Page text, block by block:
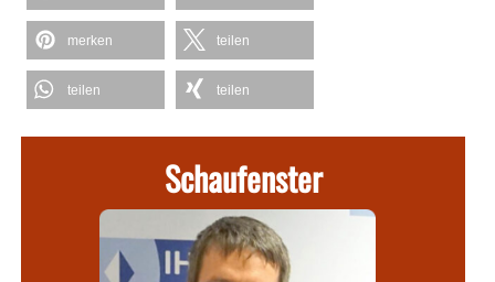
merken teilen
teilen teilen
Schaufenster